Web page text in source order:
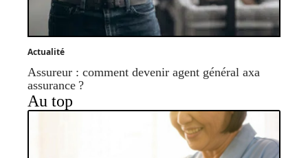
Actualité
Assureur : comment devenir agent général axa
assurance ?
Au top